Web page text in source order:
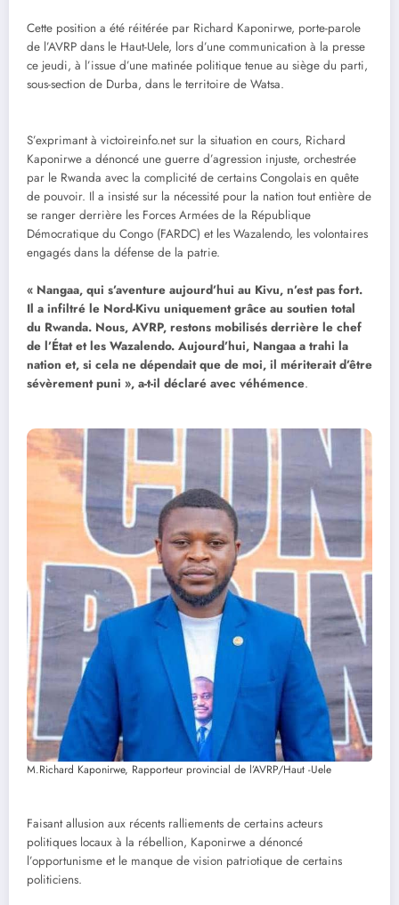
Cette position a été réitérée par Richard Kaponirwe, porte-parole
de l’AVRP dans le Haut-Uele, lors d’une communication à la presse
ce jeudi, à l’issue d’une matinée politique tenue au siège du parti,
sous-section de Durba, dans le territoire de Watsa.
S’exprimant à victoireinfo.net sur la situation en cours, Richard
Kaponirwe a dénoncé une guerre d’agression injuste, orchestrée
par le Rwanda avec la complicité de certains Congolais en quête
de pouvoir. Il a insisté sur la nécessité pour la nation tout entière de
se ranger derrière les Forces Armées de la République
Démocratique du Congo (FARDC) et les Wazalendo, les volontaires
engagés dans la défense de la patrie.
« Nangaa, qui s’aventure aujourd’hui au Kivu, n’est pas fort.
Il a infiltré le Nord-Kivu uniquement grâce au soutien total
du Rwanda. Nous, AVRP, restons mobilisés derrière le chef
de l’État et les Wazalendo. Aujourd’hui, Nangaa a trahi la
nation et, si cela ne dépendait que de moi, il mériterait d’être
sévèrement puni », a-t-il déclaré avec véhémence.
M.Richard Kaponirwe, Rapporteur provincial de l’AVRP/Haut -Uele
Faisant allusion aux récents ralliements de certains acteurs
politiques locaux à la rébellion, Kaponirwe a dénoncé
l’opportunisme et le manque de vision patriotique de certains
politiciens.